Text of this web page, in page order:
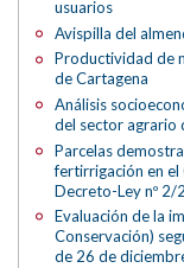
usuarios
Avispilla del
Productividad de
de Cartagena
Análisis
del sector agrario
Parcelas
fertirrigación en el
Decreto-Ley nº
Evaluación de la
Conservación)
de 26 de